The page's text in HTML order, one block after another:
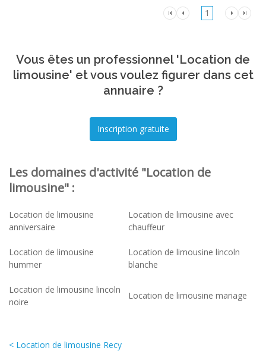
1
Vous êtes un professionnel 'Location de
limousine' et vous voulez figurer dans cet
annuaire ?
Les domaines d'activité "Location de
limousine" :
Location de limousine
anniversaire
Location de limousine avec
chauffeur
Location de limousine
hummer
Location de limousine lincoln
blanche
Location de limousine lincoln
noire
Location de limousine mariage
< Location de limousine Recy